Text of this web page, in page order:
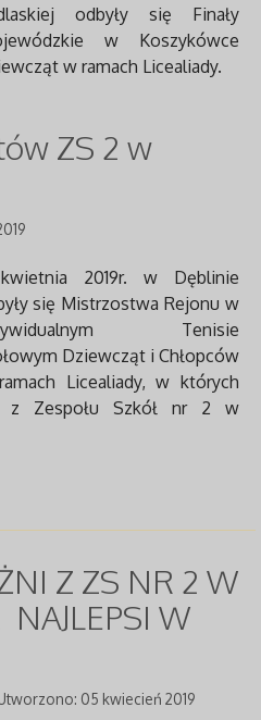
odbyły się Finały
w Koszykówce
w ramach Licealiady.
ZS 2 w
2019r. w Dęblinie
się Mistrzostwa Rejonu w
Tenisie
Dziewcząt i Chłopców
Licealiady, w których
z Zespołu Szkół nr 2 w
Z ZS NR 2 W
W
05 kwiecień 2019